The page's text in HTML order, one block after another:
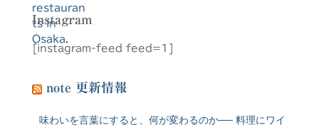
Instagram
[instagram-feed feed=1]
note 更新情報
味わいを言葉にすると、何が変わるのか── 料理にワイ